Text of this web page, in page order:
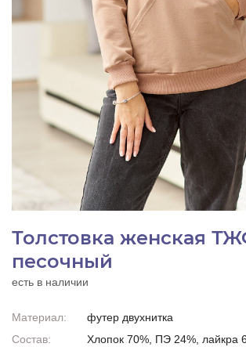
Толстовка женская
песочный
есть в наличии
Материал:
футер двухнитка
Состав:
Хлопок 70%, ПЭ 24%, лайкра